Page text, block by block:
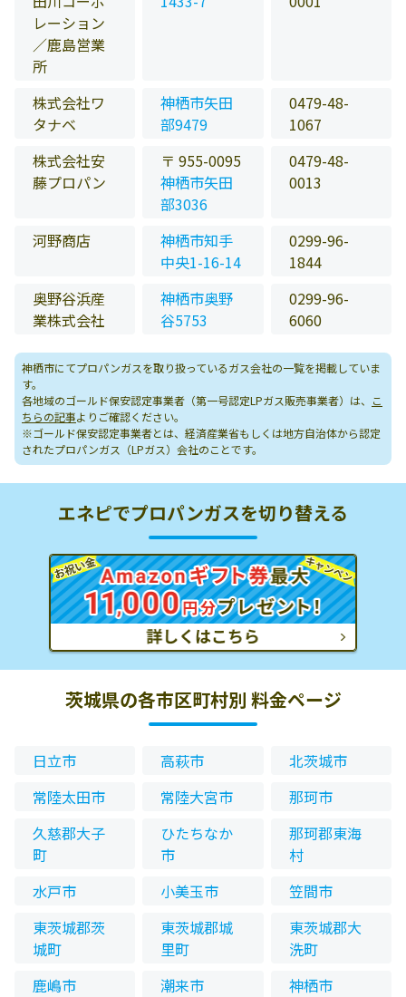
レーション
／鹿島営業
所
株式会社ワ
タナベ
神栖市矢田
部9479
0479-48-
1067
株式会社安
藤プロパン
〒 955-0095
神栖市矢田
部3036
0479-48-
0013
河野商店
神栖市知手
中央1-16-14
0299-96-
1844
奥野谷浜産
業株式会社
神栖市奥野
谷5753
0299-96-
6060
神栖市にてプロパンガスを取り扱っているガス会社の一覧を掲載していま
す。
各地域のゴールド保安認定事業者（第一号認定LPガス販売事業者）は、
こ
ちらの記事よりご確認ください。
※ゴールド保安認定事業者とは、経済産業省もしくは地方自治体から認定
されたプロパンガス（LPガス）会社のことです。
エネピでプロパンガスを切り替える
茨城県の各市区町村別 料金ページ
日立市 高萩市
北茨城市
常陸太田市
常陸大宮市
那珂市
久慈郡大子
町
ひたちなか
市
那珂郡東海
村
水戸市
小美玉市
笠間市
東茨城郡茨
城町
東茨城郡城
里町
東茨城郡大
洗町
鹿嶋市
潮来市
神栖市